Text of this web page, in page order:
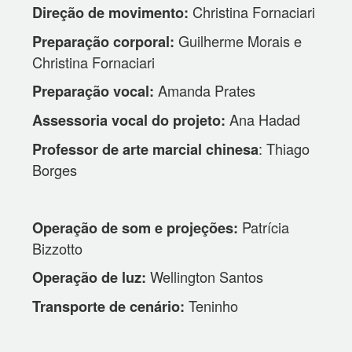
Direção de movimento: Christina Fornaciari
Preparação corporal:Guilherme Morais e
Christina Fornaciari
Preparação vocal: Amanda Prates
Assessoria vocal do projeto:Ana Hadad
Professor de arte marcial chinesa: Thiago
Borges
Operação de som e projeções: Patrícia
Bizzotto
Operação de luz:Wellington Santos
Transporte de cenário: Teninho